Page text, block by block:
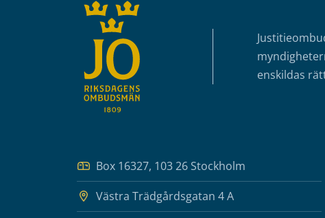
enskildas
Box 16327, 103 26 Stockholm
Västra Trädgårdsgatan 4 A